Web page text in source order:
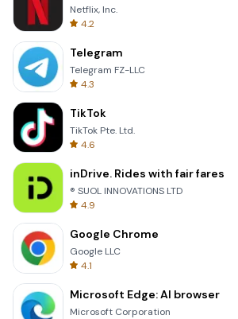
Netflix, Inc.
4.2
Telegram
Telegram FZ-LLC
4.3
TikTok
TikTok Pte. Ltd.
4.6
inDrive. Rides with fair fares
® SUOL INNOVATIONS LTD
4.9
Google Chrome
Google LLC
4.1
Microsoft Edge: AI browser
Microsoft Corporation